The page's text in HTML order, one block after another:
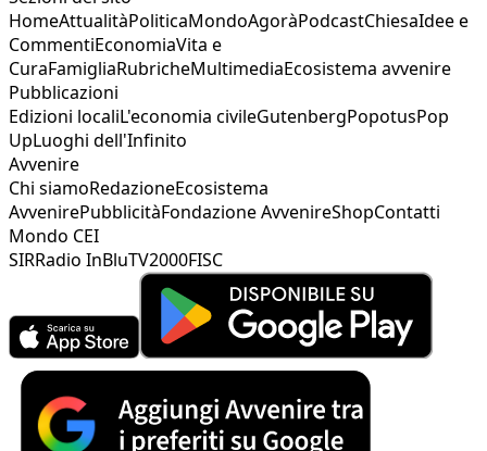
HomeAttualitàPoliticaMondoAgoràPodcastChiesaIdee e
CommentiEconomiaVita e
CuraFamigliaRubricheMultimediaEcosistema avvenire
Pubblicazioni
Edizioni localiL'economia civileGutenbergPopotusPop
UpLuoghi dell'Infinito
Avvenire
Chi siamoRedazioneEcosistema
AvvenirePubblicitàFondazione AvvenireShopContatti
Mondo CEI
SIRRadio InBluTV2000FISC